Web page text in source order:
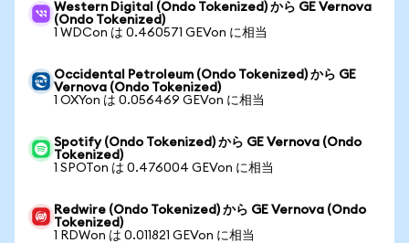
Western Digital (Ondo Tokenized) から GE Vernova
(Ondo Tokenized)
1 WDCon は 0.460571 GEVon に相当
Occidental Petroleum (Ondo Tokenized) から GE
Vernova (Ondo Tokenized)
1 OXYon は 0.056469 GEVon に相当
Spotify (Ondo Tokenized) から GE Vernova (Ondo
Tokenized)
1 SPOTon は 0.476004 GEVon に相当
Redwire (Ondo Tokenized) から GE Vernova (Ondo
Tokenized)
1 RDWon は 0.011821 GEVon に相当